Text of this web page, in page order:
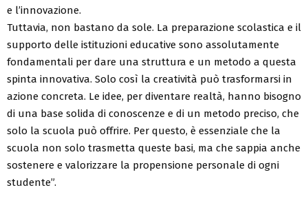
e l’innovazione.
Tuttavia, non bastano da sole. La preparazione scolastica e il
supporto delle istituzioni educative sono assolutamente
fondamentali per dare una struttura e un metodo a questa
spinta innovativa. Solo così la creatività può trasformarsi in
azione concreta. Le idee, per diventare realtà, hanno bisogno
di una base solida di conoscenze e di un metodo preciso, che
solo la scuola può offrire. Per questo, è essenziale che la
scuola non solo trasmetta queste basi, ma che sappia anche
sostenere e valorizzare la propensione personale di ogni
studente”.